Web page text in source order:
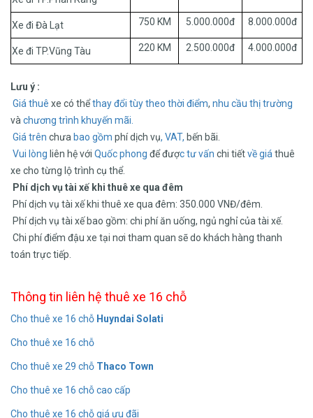
Xe đi Đà Lạt 750 KM 5.000.000đ 8.000.000đ
Xe đi TP.Vũng Tàu 220 KM 2.500.000đ 4.000.000đ
Lưu ý :
Giá thuê xe có thểthay đổi tùy theo thời điểm, nhu cầu thị trường
và chương trình khuyến mãi.
Giá trên chưa bao gồm phí dịch vụ, VAT, bến bãi.
Vui lòng liên hệ với Quốc phong để được tư vấn chi tiếtvề giá thuê
xe cho từng lộ trình cụ thể.
Phí dịch vụ tài xế khi thuê xe qua đêm
Phí dịch vụ tài xế khi thuê xe qua đêm: 350.000 VNĐ/đêm.
Phí dịch vụ tài xế bao gồm: chi phí ăn uống, ngủ nghỉ của tài xế.
Chi phí điểm đậu xe tại nơi tham quan sẽ do khách hàng thanh
toán trực tiếp.
Thông tin liên hệ thuê xe 16 chỗ
Cho thuê xe 16 chỗ Huyndai Solati
Cho thuê xe 16 chỗ
Cho thuê xe 29 chỗ Thaco Town
Cho thuê xe 16 chỗ cao cấp
Cho thuê xe 16 chỗ giá ưu đãi